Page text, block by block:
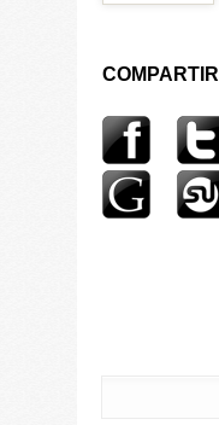
COMPARTIR